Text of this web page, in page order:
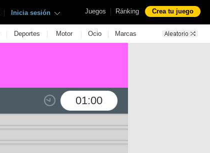
Juegos | Ránking Crea tu juego
| Inicia sesión
| Deportes | Motor | Ocio | Marcas
01:00